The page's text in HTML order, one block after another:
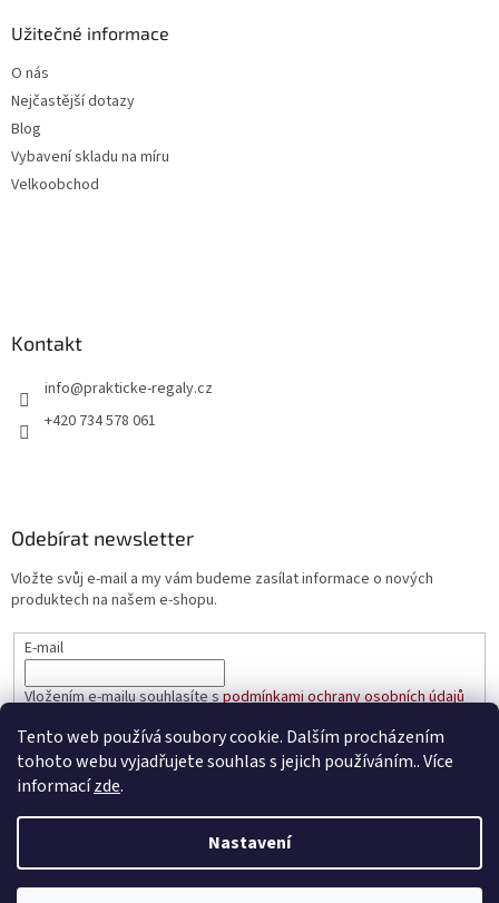
Tento web používá soubory cookie. Dalším procházením
tohoto webu vyjadřujete souhlas s jejich používáním.. Více
informacízde.
Nastavení
Užitečné informace
O nás
Nejčastější dotazy
Blog
Vybavení skladu na míru
Velkoobchod
Kontakt
info@prakticke-regaly.cz
+420 734 578 061
Odebírat newsletter
Vložte svůj e-mail a my vám budeme zasílat informace o nových
produktech na našem e-shopu.
E-mail
Vložením e-mailu souhlasíte spodmínkami ochrany osobních údajů
PŘIHLÁSIT SE
Vytvořil Shoptet